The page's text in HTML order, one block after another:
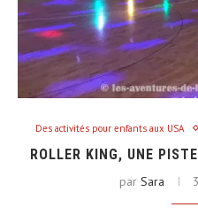
Des activités pour enfants aux USA
ROLLER KING, UNE
par Sara